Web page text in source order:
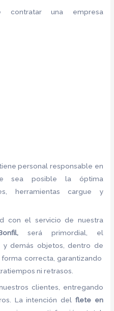
contratar una empresa
personal responsable en
sea posible la óptima
herramientas cargue y
con el servicio de nuestra
será primordial, el
y demás objetos, dentro de
correcta, garantizando
ni retrasos.
clientes, entregando
La intención delflete en